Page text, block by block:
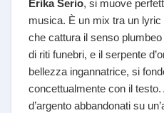
Erika Serio, si muove
musica. È un mix tra un
che cattura il senso
di riti funebri, e il serpente
bellezza ingannatrice, si
concettualmente con il
d’argento abbandonati su